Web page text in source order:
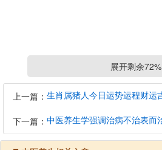
展开剩余72%
上一篇：
下一篇：